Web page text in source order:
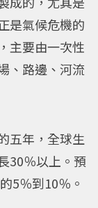
是氣候危機的
主要由一次性
、路邊、河流
五年，全球生
30％以上。預
5％到10％。